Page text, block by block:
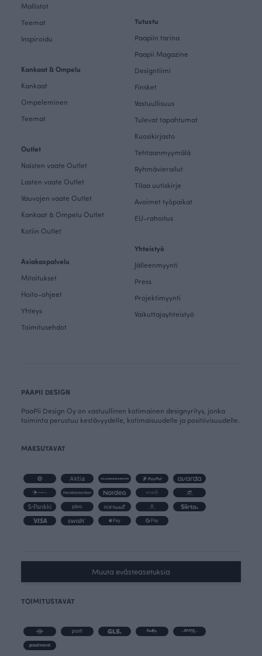
Mallistot
Teemat
Inspiroidu
Kankaat & Ompelu
Kankaat
Ompeleminen
Teemat
Outlet
Naisten vaate Outlet
Lasten vaate Outlet
Vauvojen vaate Outlet
Kankaat & Ompelu Outlet
Kotiin Outlet
Asiakaspalvelu
Mitoitukset
Hoito-ohjeet
Yhteys
Toimitusehdot
Tutustu
Paapiin tarina
Paapii Magazine
Designtiimi
Finsket
Vastuullisuus
Tulevat tapahtumat
Kuosikirjasto
Tehtaanmyymälä
Ryhmävierailut
Tilaa uutiskirje
Avoimet työpaikat
EU-rahoitus
Yhteistyö
Jälleenmyynti
Press
Projektimyynti
Vaikuttajayhteistyö
PAAPII DESIGN
PaaPii Design Oy on vastuullinen kotimainen designyritys, jonka
toiminta perustuu kestävyydelle, kotimaisuudelle ja positiivisuudelle.
MAKSUTAVAT
Muuta evästeasetuksia
TOIMITUSTAVAT